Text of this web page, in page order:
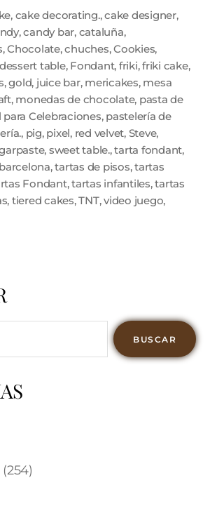
, cake decorating.,cake designer,
,candy bar, cataluña,
,Chocolate,chuches,Cookies,
dessert table, Fondant, friki,friki cake,
,gold, juice bar, mericakes, mesa
, monedas de chocolate, pasta de
para Celebraciones, pastelería de
, pig, pixel, red velvet, Steve,
, sweet table.,tarta fondant,
,tartas de pisos,tartas
Fondant,tartas infantiles,tartas
, tiered cakes,TNT,video juego,
(254)